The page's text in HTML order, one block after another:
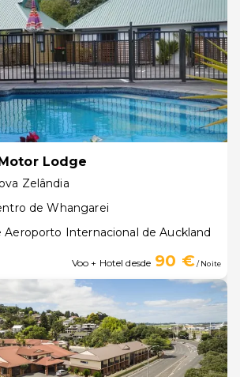
Lodge
Zelândia
de Whangarei
Aeroporto Internacional de Auckland
Voo + Hotel desde 90 €/ Noite